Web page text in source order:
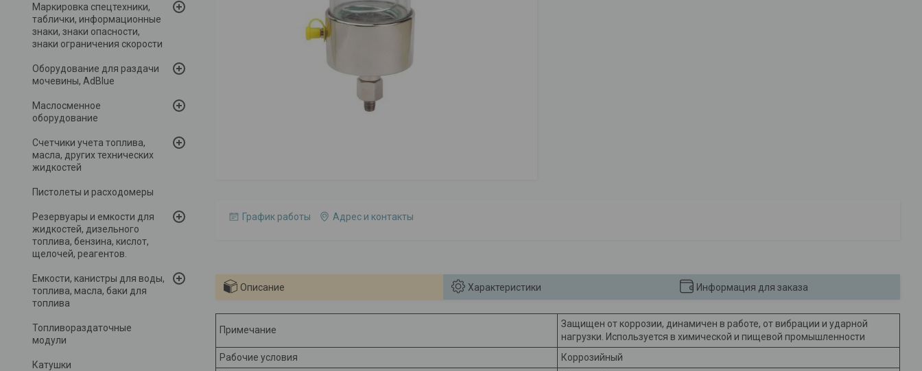
Маркировка спецтехники,
таблички, информационные
знаки, знаки опасности,
знаки ограничения скорости
Оборудование для раздачи
мочевины, AdBlue
Маслосменное
оборудование
Счетчики учета топлива,
масла, других технических
жидкостей
Пистолеты и расходомеры
Резервуары и емкости для
жидкостей, дизельного
топлива, бензина, кислот,
щелочей, реагентов.
Емкости, канистры для воды,
топлива, масла, баки для
топлива
Топливораздаточные
модули
Катушки
График работы Адрес и контакты
Описание Характеристики Информация для заказа
Примечание
Защищен от коррозии, динамичен в работе, от вибрации и ударной
нагрузки. Используется в химической и пищевой промышленности
Рабочие условия
Коррозийный